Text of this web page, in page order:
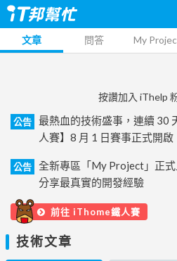
文章 問答 My
按讚加入 iThelp
公告
最熱血的技術盛事，連續 30
人賽】8 月 1 日賽事正式開啟
公告
全新專區「My Project」正式
分享最真實的開發經驗
前往 iThome鐵人賽
技術文章